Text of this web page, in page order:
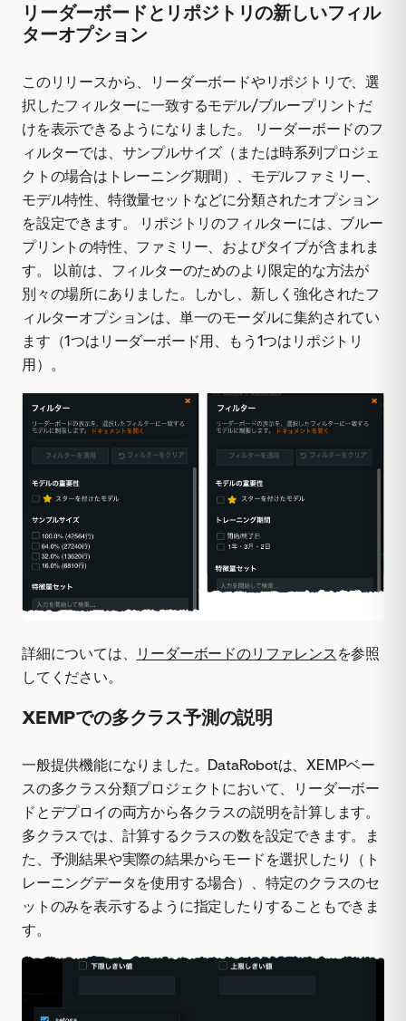
リーダーボードとリポジトリの新しいフィル
ターオプション
このリリースから、リーダーボードやリポジトリで、選
択したフィルターに一致するモデル/ブループリントだ
けを表示できるようになりました。 リーダーボードのフ
ィルターでは、サンプルサイズ（または時系列プロジェ
クトの場合はトレーニング期間）、モデルファミリー、
モデル特性、特徴量セットなどに分類されたオプション
を設定できます。 リポジトリのフィルターには、ブルー
プリントの特性、ファミリー、およびタイプが含まれま
す。 以前は、フィルターのためのより限定的な方法が
別々の場所にありました。しかし、新しく強化されたフ
ィルターオプションは、単一のモーダルに集約されてい
ます（1つはリーダーボード用、もう1つはリポジトリ
用）。
詳細については、 リーダーボードのリファレンス を参照
してください。
XEMPでの多クラス予測の説明
一般提供機能になりました。DataRobotは、XEMPベー
スの多クラス分類プロジェクトにおいて、リーダーボー
ドとデプロイの両方から各クラスの説明を計算します。
多クラスでは、計算するクラスの数を設定できます。ま
た、予測結果や実際の結果からモードを選択したり（ト
レーニングデータを使用する場合）、特定のクラスのセ
ットのみを表示するように指定したりすることもできま
す。